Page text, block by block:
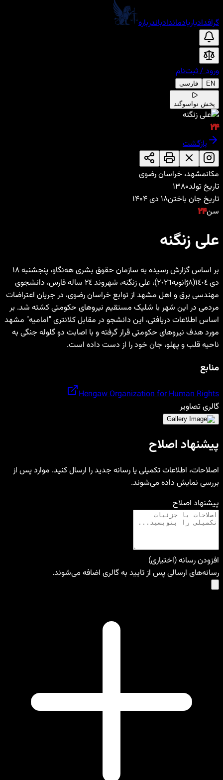
گرافدادیاریادماندادباندرباره
ورود/ثبت‌نام
EN فارسی
پخش نوا سوگند
۲۴
بازگشت
مکانمشهد، خراسان رضوی
تاریخ تولد۱۳۸۰
تاریخ جان باختن۱۸ دی ۱۴۰۴
سن۲۴
علی زنگنه
بر اساس گزارش رسیدە به سازمان حقوق بشری هه‌نگاو، پنجشنبە ١٨
دی ١٤٠٤(٨ژانویە٢٠٢٦)، علی زنگنه، شهروند ٢٤ سالە فارس، دانشجوی
مهندسی برق و اهل مشهد از توابع خراسان رضوی، در جریان اعتراضات
مردمی در این شهر با شلیک مستقیم نیروهای حکومتی کشتە شد. بر
اساس اطلاعات دریافتی، این دانشجو در مقابل کلانتری "امامیه" مشهد
مورد هدف نیروهای حکومتی قرار گرفتە و با اصابت دو گلولە جنگی بە
ناحیە قلب و پهلو، جان خود را از دست دادە است.
منابع
Hengaw Organization for Human Rights
گالری تصاویر
پیشنهاد اصلاح
اصلاحات، اطلاعات تکمیلی یا رسانه جدید را ارسال کنید. موارد پس از
بررسی نمایش داده می‌شوند.
پیشنهاد اصلاح
افزودن رسانه (اختیاری)
رسانه‌های ارسالی پس از تایید به گالری اضافه می‌شوند.